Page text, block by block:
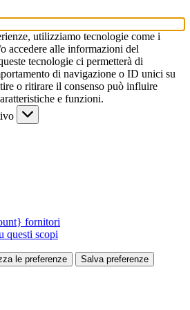
utilizziamo tecnologie come i
accedere alle informazioni del
tecnologie ci permetterà di
di navigazione o ID unici su
o ritirare il consenso può influire
e funzioni.
fornitori
questi scopi
le preferenze Salva preferenze